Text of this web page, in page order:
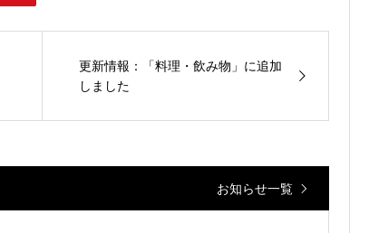
更新情報：「料理・飲み物」に追加
しました
お知らせ一覧